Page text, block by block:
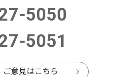
5050
5051
ご意見はこちら